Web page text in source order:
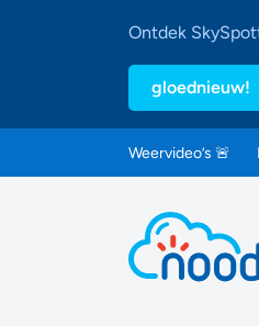
Ontdek
gloednieuw!
Weervideo’s 🚨